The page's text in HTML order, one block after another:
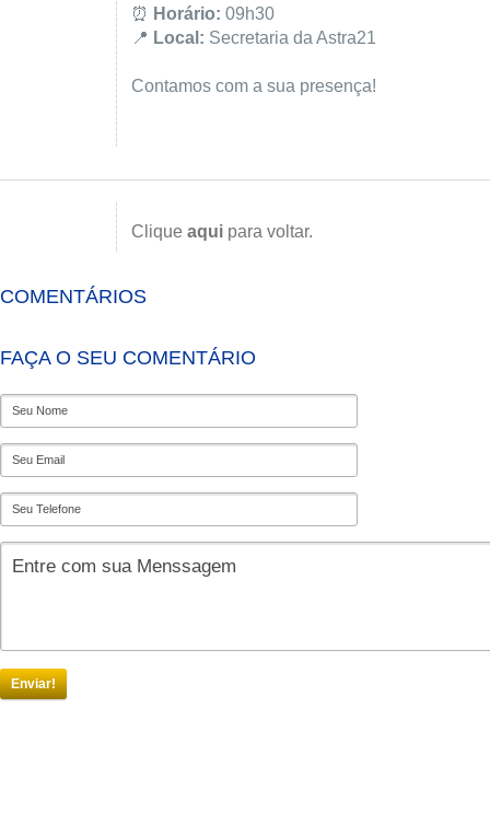
⏰ Horário: 09h30
📍 Local: Secretaria da Astra21
Contamos com a sua presença!
Clique aqui para voltar.
COMENTÁRIOS
FAÇA O SEU COMENTÁRIO
Enviar!